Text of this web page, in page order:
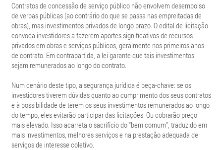
Contratos de concessão de serviço público não envolvem desembolso
de verbas públicas (ao contrário do que se passa nas empreitadas de
obras), mas investimentos privados de longo prazo. O edital de licitação
convoca investidores a fazerem aportes significativos de recursos
privados em obras e serviços públicos, geralmente nos primeiros anos
de contrato. Em contrapartida, a lei garante que tais investimentos
sejam remunerados ao longo do contrato.
Num cenário deste tipo, a segurança jurídica é peça-chave: se os
investidores tiverem dúvidas quanto ao cumprimento dos seus contratos
e à possibilidade de terem os seus investimentos remunerados ao longo
do tempo, eles evitarão participar das licitações. Ou cobrarão preço
mais elevado. Isso acarreta o sacrifício do “bem comum”, traduzido em
mais investimentos, melhores serviços e na prestação adequada de
serviços de interesse coletivo.